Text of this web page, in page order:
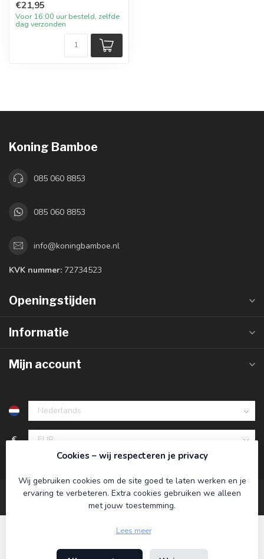
€21,95
Voor 16:00 uur besteld, zelfde
dag verzonden
Koning Bamboe
085 060 8853
085 060 8853
info@koningbamboe.nl
KVK nummer: 72734523
Openingstijden
Informatie
Mijn account
€
Cookies – wij respecteren je privacy
Wij gebruiken cookies om de site goed te laten werken en je
ervaring te verbeteren. Extra cookies gebruiken we alleen
met jouw toestemming.
Lees meer